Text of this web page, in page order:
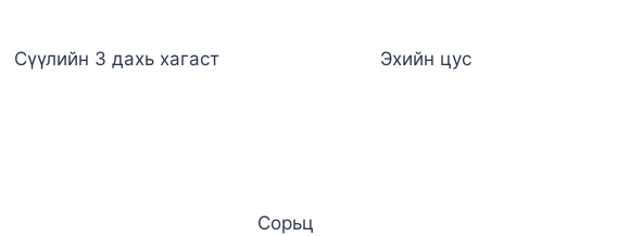
Сүүлийн 3 дахь хагаст Эхийн цус
Сорьц